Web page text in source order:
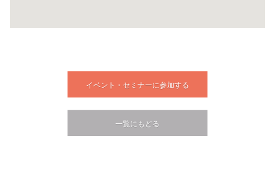
イベント・セミナーに参加する
一覧にもどる